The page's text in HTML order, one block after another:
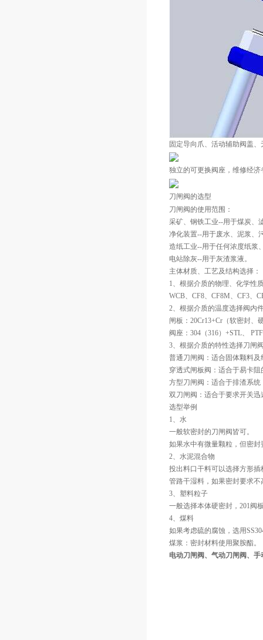
固定导向爪、活动辅助阀盖
独立的可更换阀座，维修经济
刀闸阀的选型
刀闸阀的使用范围：
采矿、钢铁工业--用于煤炭、
净化装置--用于废水、泥浆、
造纸工业--用于任何浓度纸浆
电站除灰--用于灰渣浆液。
主体材质、工艺及结构选择：
1、根据介质的物理、化学性
WCB、CF8、CF8M、CF3、
2、根据介质的温度选择阀内
闸板：20Cr13+Cr（软密封、
阀座：304（316）+STL、
3、根据介质的特性选择刀闸
普通刀闸阀：适合固体颗料
穿透式闸板阀：适合于易卡
方型刀闸阀：适合于排渣系统
双刀闸阀：适合于要求开关
选型举例
1、水
一般软密封的刀闸阀皆可。
如果水中有微量颗粒，但密
2、水泥混合物
投出料口干料可以选择方形
管路干湿料，如果密封要求
3、塑料粒子
一般选择本体硬密封，201阀
4、煤料
如果考虑硫的腐蚀，选用
煤浆：密封材料使用聚胺酯。
电动刀闸阀、气动刀闸阀、